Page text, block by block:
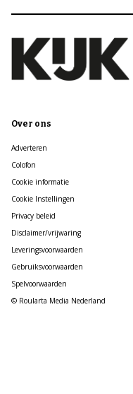
Over ons
Adverteren
Colofon
Cookie informatie
Cookie Instellingen
Privacy beleid
Disclaimer/vrijwaring
Leveringsvoorwaarden
Gebruiksvoorwaarden
Spelvoorwaarden
© Roularta Media Nederland